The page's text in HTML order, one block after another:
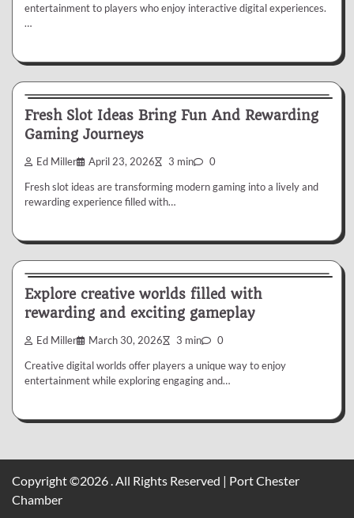
entertainment to players who enjoy interactive digital experiences.
…
Slot
Fresh Slot Ideas Bring Fun And Rewarding
Gaming Journeys
Ed Miller April 23, 2026 3 min 0
Fresh slot ideas are transforming modern gaming into a lively and
rewarding experience filled with…
Slot
Explore creative worlds filled with
rewarding and exciting gameplay
Ed Miller March 30, 2026 3 min 0
Creative digital worlds offer players a unique way to enjoy
entertainment while exploring engaging and…
Copyright ©2026 . All Rights Reserved | Port Chester
Chamber